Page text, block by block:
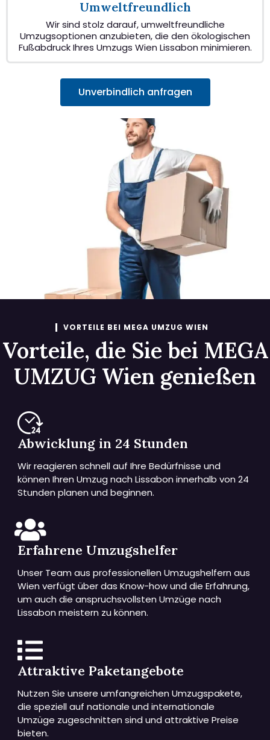
Umweltfreundlich
Wir sind stolz darauf, umweltfreundliche
Umzugsoptionen anzubieten, die den ökologischen
Fußabdruck Ihres Umzugs Wien Lissabon minimieren.
Unverbindlich anfragen
VORTEILE BEI MEGA UMZUG WIEN
Vorteile, die Sie bei MEGA
UMZUG Wien genießen
Abwicklung in 24 Stunden
Wir reagieren schnell auf Ihre Bedürfnisse und
können Ihren Umzug nach Lissabon innerhalb von 24
Stunden planen und beginnen.
Erfahrene Umzugshelfer
Unser Team aus professionellen Umzugshelfern aus
Wien verfügt über das Know-how und die Erfahrung,
um auch die anspruchsvollsten Umzüge nach
Lissabon meistern zu können.
Attraktive Paketangebote
Nutzen Sie unsere umfangreichen Umzugspakete,
die speziell auf nationale und internationale
Umzüge zugeschnitten sind und attraktive Preise
bieten.